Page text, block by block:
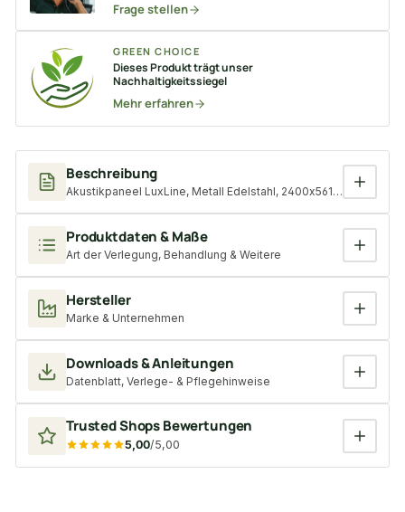
Beschreibung
Akustikpaneel LuxLine, Metall Edelstahl, 2400x561x19 mm, 3-
Produktdaten & Maße
Art der Verlegung, Behandlung & Weitere
Hersteller
Marke & Unternehmen
Downloads & Anleitungen
Datenblatt, Verlege- & Pflegehinweise
Trusted Shops Bewertungen
5,00/5,00
Frage stellen
GREEN CHOICE
Dieses Produkt trägt unser
Nachhaltigkeitssiegel
Mehr erfahren